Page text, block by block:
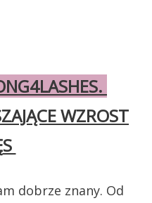
WZROST
S
dobrze znany. Od